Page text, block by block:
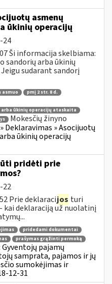
asmenų
ūkinių operacijų
24
Ši informacija skelbiama:
sandorių arba ūkinių
sudarant sandorį
asmuo
pmį 2 str. 8 d.
ūkinių operacijų ataskaita
Mokesčių žinyno
Deklaravimas » Asocijuotų
ūkinių operacijų
pridėti prie
22
Prie deklaracijos turi
kai deklaraciją už nuolatinį
pridedami dokumentai
prašymas grąžinti permoką
Gyventojų pajamų
samprata, pajamos ir jų
sumokėjimas ir
12-31